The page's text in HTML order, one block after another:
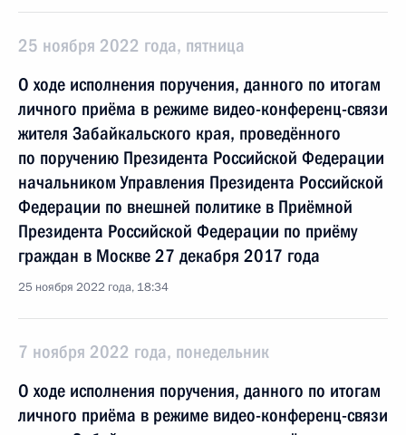
25 ноября 2022 года, пятница
О ходе исполнения поручения, данного по итогам
личного приёма в режиме видео-конференц-связи
жителя Забайкальского края, проведённого
по поручению Президента Российской Федерации
начальником Управления Президента Российской
Федерации по внешней политике в Приёмной
Президента Российской Федерации по приёму
граждан в Москве 27 декабря 2017 года
25 ноября 2022 года, 18:34
7 ноября 2022 года, понедельник
О ходе исполнения поручения, данного по итогам
личного приёма в режиме видео-конференц-связи